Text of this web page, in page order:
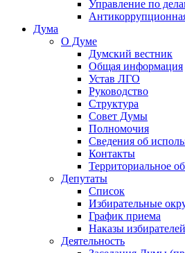
Управление по
Дума
О Думе
Думский вестник
Общая информация
Устав ЛГО
Руководство
Структура
Совет Думы
Полномочия
Сведения об
Контакты
Территориальное
Депутаты
Список
Избирательные
График приема
Наказы избирателей
Деятельность